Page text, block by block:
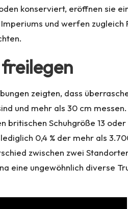
konserviert, eröffnen sie
und werfen zugleich
zeigten, dass
und mehr als 30 cm
britischen Schuhgröße 13 oder
0,4 % der mehr als
zwischen zwei
eine ungewöhnlich diverse